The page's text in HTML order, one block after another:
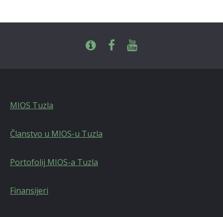
MIOS Tuzla
Članstvo u MIOS-u Tuzla
Portofolij MIOS-a Tuzla
Finansijeri